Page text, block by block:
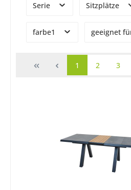
Serie Sitzplätze
farbe1 geeignet
1 2 3